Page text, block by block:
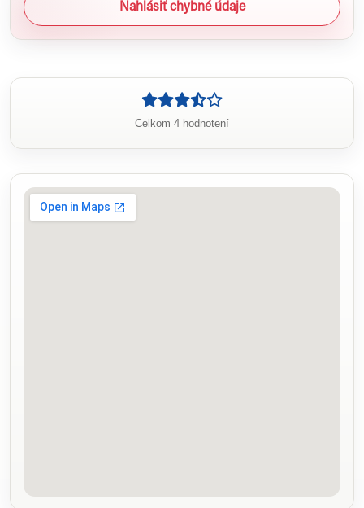
Nahlásiť chybné údaje
Celkom 4 hodnotení